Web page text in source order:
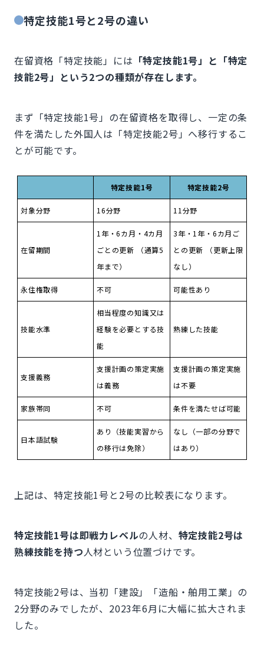
特定技能1号と2号の違い
在留資格「特定技能」には 「特定技能1号」と「特定
技能2号」という2つの種類が存在します。
まず「特定技能1号」の在留資格を取得し、一定の条
件を満たした外国人は「特定技能2号」へ移行するこ
とが可能です。
特定技能1号 特定技能2号
対象分野 16分野 11分野
在留期間
1年・6カ月・4カ月
ごとの更新 （通算5
年まで）
3年・1年・6カ月ご
との更新 （更新上限
なし）
永住権取得 不可 可能性あり
技能水準
相当程度の知識又は
経験を必要とする技
能
熟練した技能
支援義務
支援計画の策定実施
は義務
支援計画の策定実施
は不要
家族帯同 不可 条件を満たせば可能
日本語試験
あり（技能実習から
の移行は免除）
なし（一部の分野で
はあり）
上記は、特定技能1号と2号の比較表になります。
特定技能1号は即戦力レベルの人材、 特定技能2号は
熟練技能を持つ人材という位置づけです。
特定技能2号は、当初「建設」「造船・舶用工業」の
2分野のみでしたが、2023年6月に大幅に拡大されま
した。